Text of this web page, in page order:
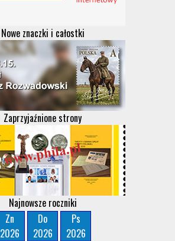
Nowe znaczki i całostki
Zaprzyjaźnione strony
Najnowsze roczniki
Zn
2026
Do
2026
Ps
2026